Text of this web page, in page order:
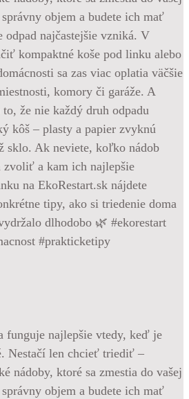
funguje najlepšie vtedy, keď je
Nestačí len chcieť triediť –
nádoby, ktoré sa zmestia do vašej
objem a budete ich mať